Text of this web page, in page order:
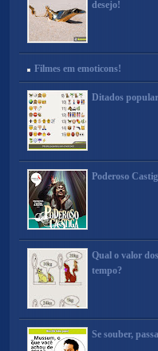
desejo!
Filmes em emoticons!
Ditados
Poderoso
Qual o valor
tempo?
Se souber,